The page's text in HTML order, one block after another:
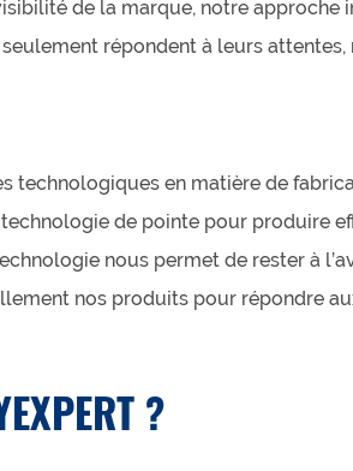
de la marque, notre approche
répondent à leurs attentes,
technologiques en matière de
de pointe pour produire
nous permet de rester à
nos produits pour répondre
?